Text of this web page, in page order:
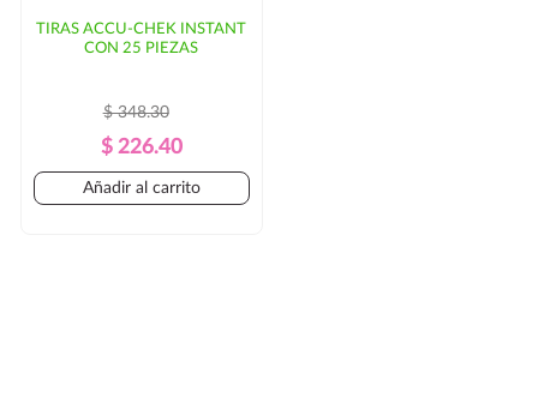
TIRAS ACCU-CHEK INSTANT
CON 25 PIEZAS
Precio
Regular
$ 348.30
Precio
$ 226.40
Añadir al carrito